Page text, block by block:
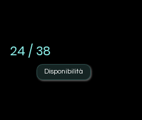
24 / 38
Disponibilità